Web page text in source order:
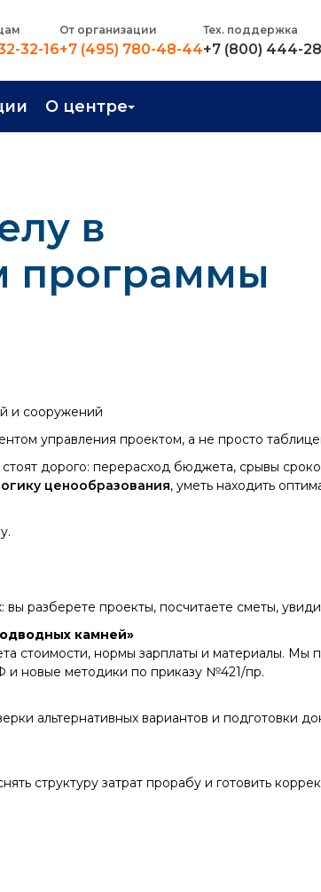
32-16
От организации
+7 (495) 780-48-44
Тех. поддержка
+7 (800) 444-
О центре
О центре
Вакансии
в
программы
и сооружений
управления проектом, а не просто
дорого: перерасход бюджета, срывы
ценообразования, уметь находить
разберете проекты, посчитаете сметы,
камней»
стоимости, нормы зарплаты и материалы. Мы
новые методики по приказу №421/пр.
альтернативных вариантов и подготовки
структуру затрат прорабу и готовить